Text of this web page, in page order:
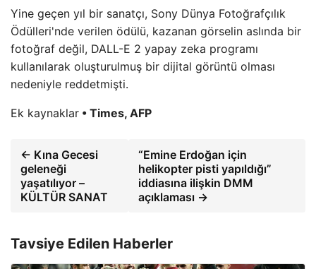
Yine geçen yıl bir sanatçı, Sony Dünya Fotoğrafçılık
Ödülleri'nde verilen ödülü, kazanan görselin aslında bir
fotoğraf değil, DALL-E 2 yapay zeka programı
kullanılarak oluşturulmuş bir dijital görüntü olması
nedeniyle reddetmişti.
Ek kaynaklar • Times, AFP
← Kına Gecesi
geleneği
yaşatılıyor –
KÜLTÜR SANAT
“Emine Erdoğan için
helikopter pisti yapıldığı”
iddiasına ilişkin DMM
açıklaması →
Tavsiye Edilen Haberler